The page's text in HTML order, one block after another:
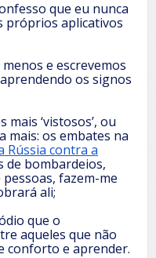
que eu nunca
próprios aplicativos
e escrevemos
os signos
‘vistosos’, ou
mais: os embates na
Rússia contra a
de bombardeios,
fazem-me
ali;
que o
aqueles que não
conforto e aprender.